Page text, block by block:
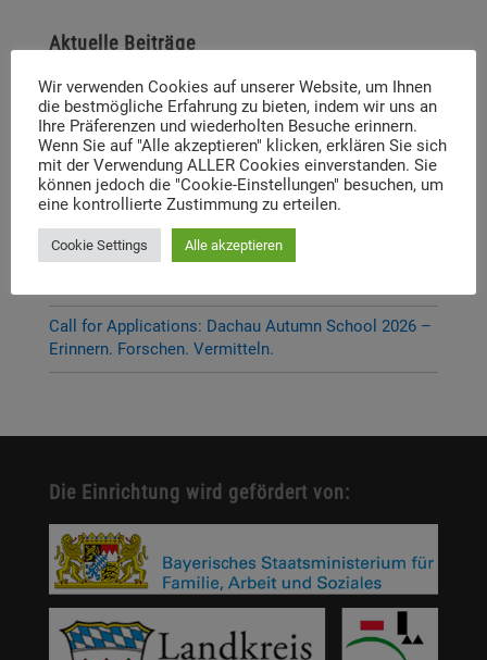
Aktuelle Beiträge
P-Seminar Gymnasium Ottobrunn „Die Muna
Hohenbrunn – Zwischen Krieg und Erinnerung“
Thema und Referent:innen für das diesjährige
Dachauer Symposium stehen fest
Digitale Neuerscheinung: Launch der digitalen
Call for Applications: Dachau Autumn School 2026 –
Erinnern. Forschen. Vermitteln.
Die Einrichtung wird gefördert von:
Wir verwenden Cookies auf unserer Website, um Ihnen
die bestmögliche Erfahrung zu bieten, indem wir uns an
Ihre Präferenzen und wiederholten Besuche erinnern.
Wenn Sie auf "Alle akzeptieren" klicken, erklären Sie sich
mit der Verwendung ALLER Cookies einverstanden. Sie
können jedoch die "Cookie-Einstellungen" besuchen, um
eine kontrollierte Zustimmung zu erteilen.
Cookie Settings Alle akzeptieren